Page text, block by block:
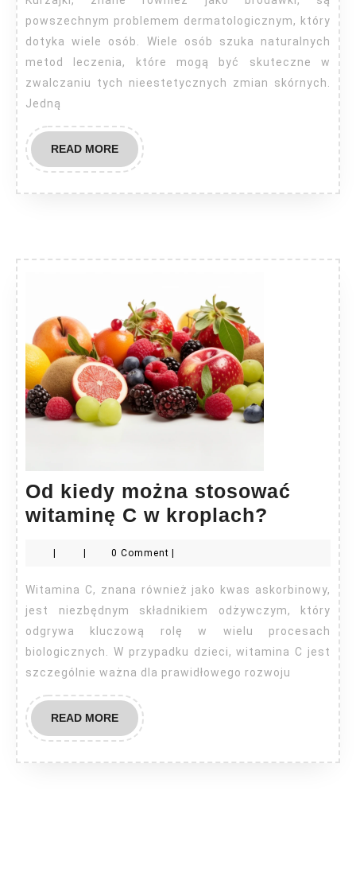
kurzajki?
powszechnym problemem dermatologicznym, który
dotyka wiele osób. Wiele osób szuka naturalnych
metod leczenia, które mogą być skuteczne w
zwalczaniu tych nieestetycznych zmian skórnych.
Jedną
READ MOREREAD
MORE
Od kiedy można stosować
witaminę C w kroplach?
C
w
0 Comment
Witamina C, znana również jako kwas askorbinowy,
jest niezbędnym składnikiem odżywczym, który
odgrywa kluczową rolę w wielu procesach
biologicznych. W przypadku dzieci, witamina C jest
szczególnie ważna dla prawidłowego rozwoju
READ MOREREAD
MORE